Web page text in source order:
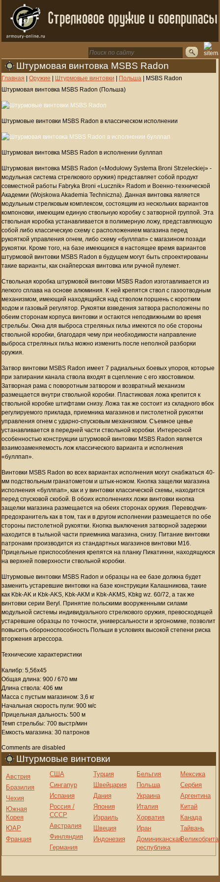
Штурмовая винтовка MSBS Radon
Главная | Оружие | Штурмовые винтовки | Польша | MSBS Radon
Штурмовая винтовка MSBS Radon (Польша)
Штурмовые винтовки MSBS Radon в классическом исполнении
Штурмовая винтовка MSBS Radon в исполнении буллпап
Штурмовая винтовка MSBS Radon («Modułowy Systema Broni Strzeleckiej» -
модульная система стрелкового оружия) представляет собой продукт
совместной работы Fabryka Broni «Lucznik» Radom и Военно-технической
Академии (Wojskowa Akademia Techniczna). Данная винтовка является
модульным стрелковым комплексом, состоящим из нескольких вариантов
компоновки, имеющим единую ствольную коробку с затворной группой. Эта
ствольная коробка устанавливается в полимерную ложу, представляющую
собой либо классическую схему с расположением магазина перед
рукояткой управления огнем, либо схему «буллпап» с магазином позади
рукоятки. Кроме того, на базе имеющихся в настоящее время вариантов
штурмовой винтовки MSBS Radon в будущем могут быть спроектированы
такие варианты, как снайперская винтовка или ручной пулемет.
Ствольная коробка штурмовой винтовки MSBS Radon изготавливается из
легкого сплава на основе алюминия. К ней крепятся ствол с газоотводным
механизмом, имеющий находящийся над стволом поршень с коротким
ходом и газовый регулятор. Рукоятки взведения затвора расположены по
обеим сторонам корпуса винтовки и остаются неподвижными во время
стрельбы. Окна для выброса стреляных гильз имеются по обе стороны
ствольной коробки, благодаря чему при необходимости направление
выброса стреляных гильз можно изменить после неполной разборки
оружия.
Затвор винтовки MSBS Radon имеет 7 радиальных боевых упоров, которые
при запирании канала ствола входят в сцепление с его хвостовиком.
Затворная рама с поворотным затвором и возвратный механизм
размещается внутри ствольной коробки. Пластиковая ложа крепится к
ствольной коробке штифтами снизу. Ложа так же состоит из складного вбок
регулируемого приклада, приемника магазинов и пистолетной рукоятки
управления огнем с ударно-спусковым механизмом. Съемное цевье
устанавливается в передней части ствольной коробки. Интересной
особенностью конструкции штурмовой винтовки MSBS Radon является
взаимозаменяемость лож классического варианта и исполнения
«буллпап».
Винтовки MSBS Radon во всех вариантах исполнения могут снабжаться 40-
мм подствольным гранатометом и штык-ножом. Кнопка защелки магазина
исполнения «буллпап», как и у винтовки классической схемы, находится
перед спусковой скобой. В обоих исполнениях ложи винтовки кнопка
защелки магазина размещается на обеих сторонах оружия. Переводчик-
предохранитель как в том, так и в другом исполнении размещается по обе
стороны пистолетной рукоятки. Кнопка выключения затворной задержки
находится в тыльной части приемника магазина, снизу. Питание винтовки
патронами производится из стандартных магазинов винтовки М16.
Прицельные приспособления крепятся на планку Пикатинни, находящуюся
на верхней поверхности ствольной коробки.
Штурмовые винтовки MSBS Radon и образцы на ее базе должна будет
заменить устаревшие винтовки на базе конструкции Калашникова, такие
как Kbk-AK и Kbk-AKS, Kbk-AKM и Kbk-AKMS, Kbkg wz. 60/72, а так же
винтовки серии Beryl. Принятие польскими вооруженными силами
модульной системы индивидуального стрелкового оружия, превосходящей
устаревшие образцы по точности, универсальности и эргономике, позволит
повысить обороноспособность Польши в условиях высокой степени риска
вторжения агрессора.
Технические характеристики
Калибр: 5,56х45
Общая длина: 900 / 670 мм
Длина ствола: 406 мм
Масса с пустым магазином: 3,6 кг
Начальная скорость пули: 900 м/с
Прицельная дальность: 500 м
Темп стрельбы: 700 выстр/мин
Емкость магазина: 30 патронов
Comments are disabled
Штурмовые винтовки
Австрия
Бразилия
Чехия
Южная
Корея
ЮАР
Франция
США
Сингапур
Испания
Россия /
СССР
Австралия
Финляндия
Германия
Турция
Швейцария
Дания
Япония
Израиль
Швеция
Индонезия
Бельгия
Польша
Украина
Италия
Хорватия
Иран
Доминиканская
республика
Мексика
Сербия
Аргентина
Китай
Канада
Тайвань